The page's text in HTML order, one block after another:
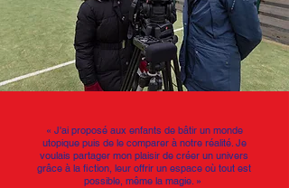
« J'ai proposé aux enfants de bâtir un monde
utopique puis de le comparer à notre réalité. Je
voulais partager mon plaisir de créer un univers
grâce à la fiction, leur offrir un espace où tout est
possible, même la magie. »